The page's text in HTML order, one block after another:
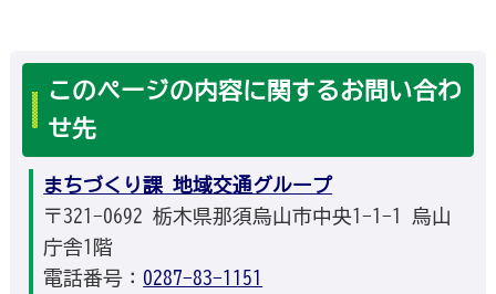
このページの内容に関するお問い合わ
せ先
まちづくり課 地域交通グループ
〒321-0692 栃木県那須烏山市中央1-1-1 烏山
庁舎1階
電話番号： 0287-83-1151